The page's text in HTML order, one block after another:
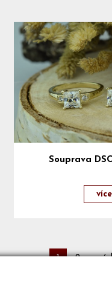
Souprava
více
1 2